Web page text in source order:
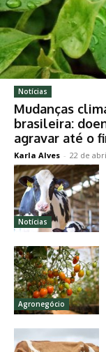
Notícias
Mudanças
brasileira:
agravar até o
Karla Alves - 22 de
Notícias
Agronegócio